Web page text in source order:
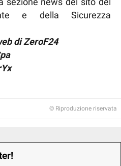
e della Sicurezza
di ZeroF24
© Riproduzione riservata